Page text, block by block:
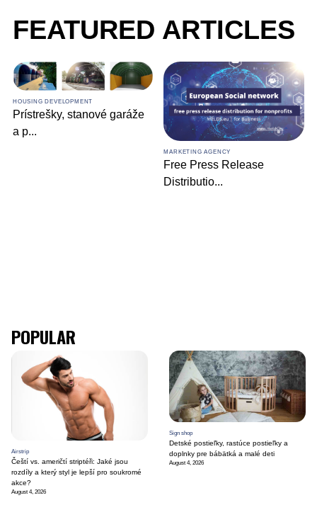
FEATURED ARTICLES
HOUSING DEVELOPMENT
Prístrešky, stanové garáže
a p...
MARKETING AGENCY
Free Press Release
Distributio...
POPULAR
Airstrip
Čeští vs. američtí striptéři: Jaké jsou
rozdíly a který styl je lepší pro soukromé
akce?
August 4, 2026
Sign shop
Detské postieľky, rastúce postieľky a
doplnky pre bábätká a malé deti
August 4, 2026